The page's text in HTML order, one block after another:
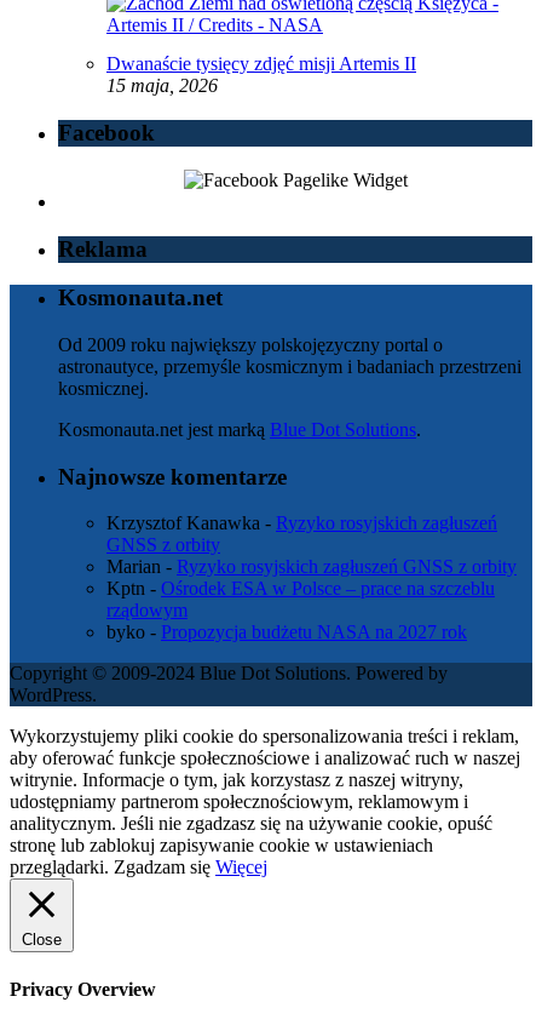
Dwanaście tysięcy zdjęć misji Artemis II
15 maja, 2026
Facebook
Reklama
Kosmonauta.net
Od 2009 roku największy polskojęzyczny portal o
astronautyce, przemyśle kosmicznym i badaniach przestrzeni
kosmicznej.
Kosmonauta.net jest marką Blue Dot Solutions.
Najnowsze komentarze
Krzysztof Kanawka - Ryzyko rosyjskich zagłuszeń
GNSS z orbity
Marian - Ryzyko rosyjskich zagłuszeń GNSS z orbity
Kptn - Ośrodek ESA w Polsce – prace na szczeblu
rządowym
byko - Propozycja budżetu NASA na 2027 rok
Copyright © 2009-2024 Blue Dot Solutions. Powered by
WordPress.
Wykorzystujemy pliki cookie do spersonalizowania treści i reklam,
aby oferować funkcje społecznościowe i analizować ruch w naszej
witrynie. Informacje o tym, jak korzystasz z naszej witryny,
udostępniamy partnerom społecznościowym, reklamowym i
analitycznym. Jeśli nie zgadzasz się na używanie cookie, opuść
stronę lub zablokuj zapisywanie cookie w ustawieniach
przeglądarki. Zgadzam się Więcej
Close
Privacy Overview